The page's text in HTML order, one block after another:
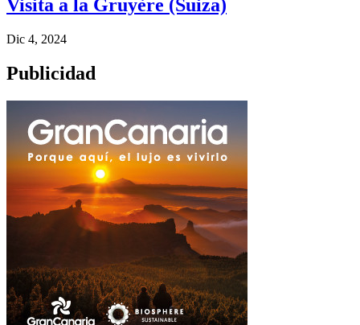
Visita a la Gruyère (Suiza)
Dic 4, 2024
Publicidad